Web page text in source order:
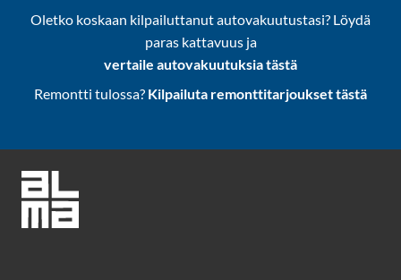
Oletko koskaan kilpailuttanut autovakuutustasi? Löydä
paras kattavuus ja
vertaile autovakuutuksia tästä
Remontti tulossa? Kilpailuta remonttitarjoukset tästä